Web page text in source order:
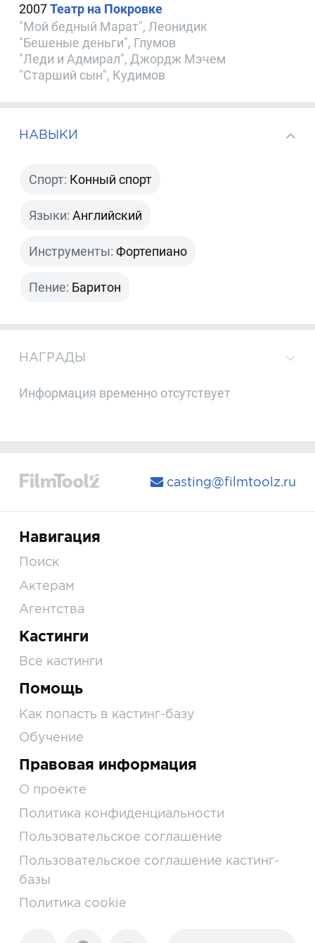
2007Театр на Покровке
"Мой бедный Марат", Леонидик
"Бешеные деньги", Глумов
"Леди и Адмирал", Джордж Мэчем
"Старший сын", Кудимов
НАВЫКИ
Спорт: Конный спорт
Языки: Английский
Инструменты: Фортепиано
Пение: Баритон
НАГРАДЫ
Информация временно отсутствует
casting@filmtoolz.ru
Навигация
Поиск
Актерам
Агентства
Кастинги
Все кастинги
Помощь
Как попасть в кастинг-базу
Обучение
Правовая информация
О проекте
Политика конфиденциальности
Пользовательское соглашение
Пользовательское соглашение кастинг-
базы
Политика cookie